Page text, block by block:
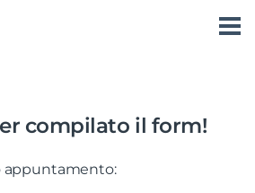
compilato il form!
appuntamento: